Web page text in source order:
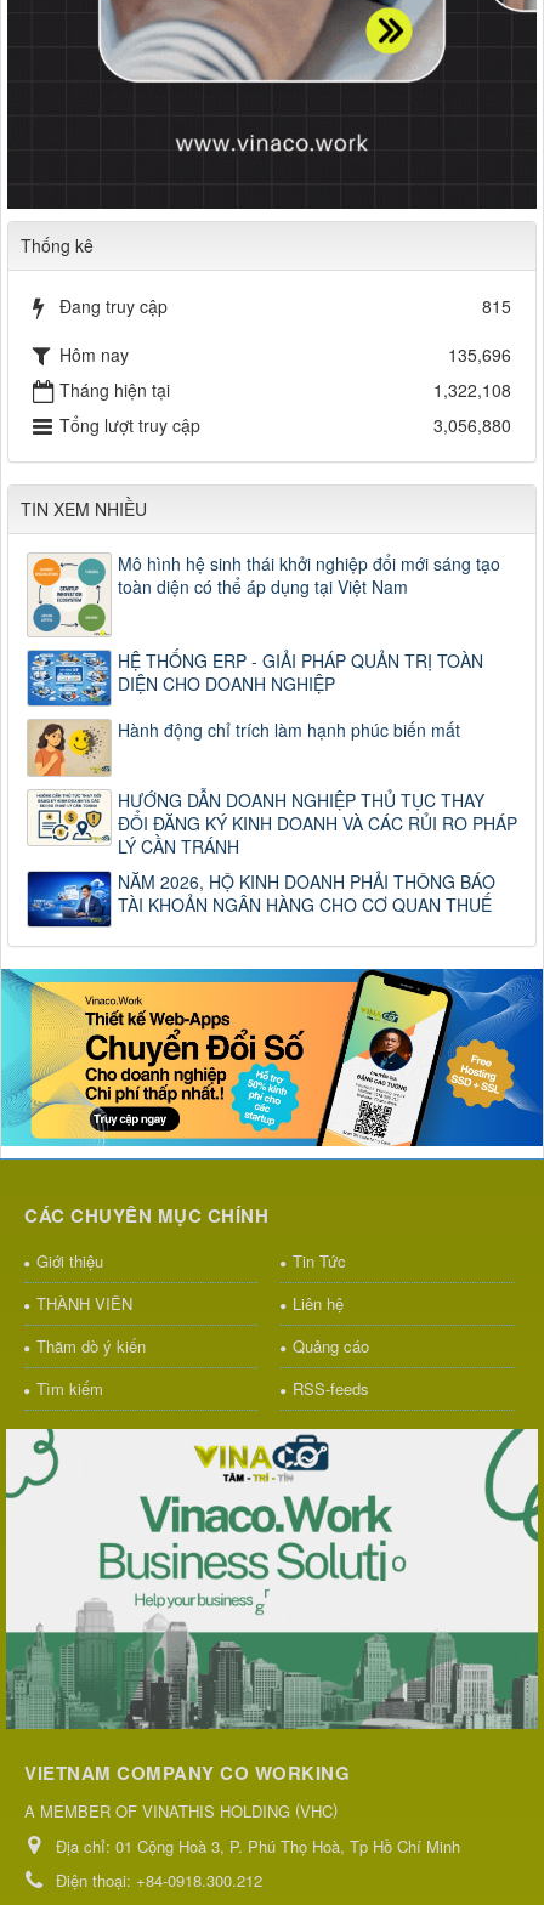
Thống kê
Đang truy cập
815
Hôm nay
135,696
Tháng hiện tại
1,322,108
Tổng lượt truy cập
3,056,880
TIN XEM NHIỀU
Mô hình hệ sinh thái khởi nghiệp đổi mới sáng tạo
toàn diện có thể áp dụng tại Việt Nam
HỆ THỐNG ERP - GIẢI PHÁP QUẢN TRỊ TOÀN
DIỆN CHO DOANH NGHIỆP
Hành động chỉ trích làm hạnh phúc biến mất
HƯỚNG DẪN DOANH NGHIỆP THỦ TỤC THAY
ĐỔI ĐĂNG KÝ KINH DOANH VÀ CÁC RỦI RO PHÁP
LÝ CẦN TRÁNH
NĂM 2026, HỘ KINH DOANH PHẢI THÔNG BÁO
TÀI KHOẢN NGÂN HÀNG CHO CƠ QUAN THUẾ
CÁC CHUYÊN MỤC CHÍNH
Giới thiệu
Tin Tức
THÀNH VIÊN
Liên hệ
Thăm dò ý kiến
Quảng cáo
Tìm kiếm
RSS-feeds
VIETNAM COMPANY CO WORKING
A MEMBER OF VINATHIS HOLDING (VHC)
Địa chỉ: 01 Cộng Hoà 3, P. Phú Thọ Hoà, Tp Hồ Chí Minh
Điện thoại: +84-0918.300.212